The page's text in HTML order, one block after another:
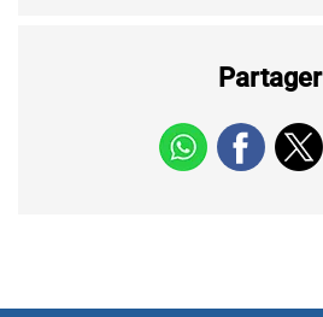
Partager